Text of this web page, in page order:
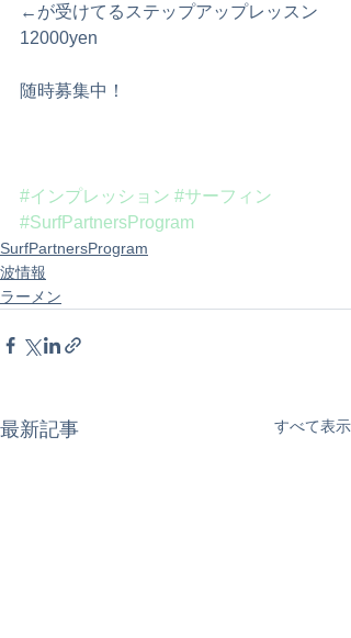
←が受けてるステップアップレッスン
12000yen
随時募集中！
#インプレッション #サーフィン
#SurfPartnersProgram
SurfPartnersProgram
波情報
ラーメン
最新記事 すべて表示